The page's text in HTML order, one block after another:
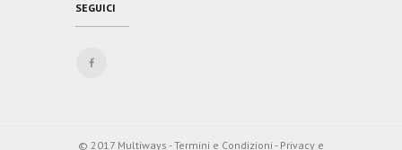
SEGUICI
© 2017 Multiways -Termini e Condizioni - Privacy e